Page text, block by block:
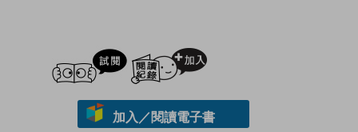
試閲
加入／閱讀電子書